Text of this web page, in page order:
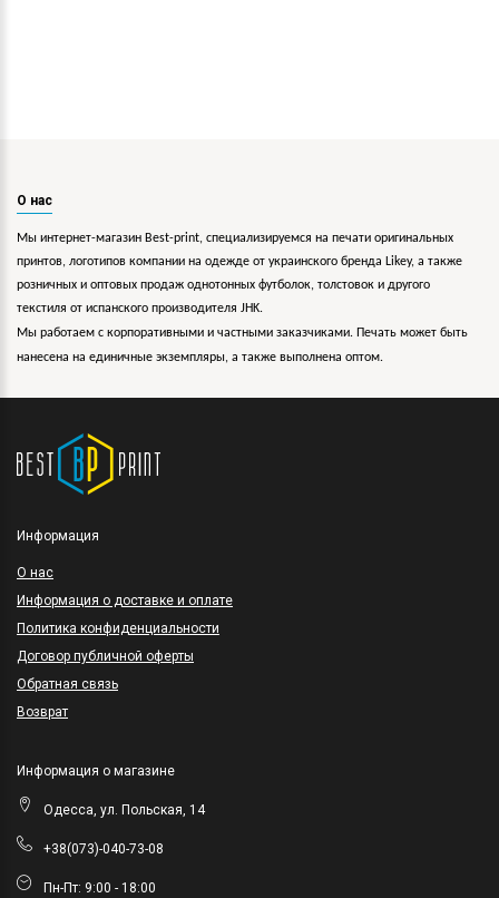
О нас
Мы интернет-магазин Best-print, специализируемся на печати оригинальных
принтов, логотипов компании на одежде от украинского бренда Likey, а также
розничных и оптовых продаж однотонных футболок, толстовок и другого
текстиля от испанского производителя JHK.
Мы работаем с корпоративными и частными заказчиками. Печать может быть
нанесена на единичные экземпляры, а также выполнена оптом.
Информация
O нас
Информация о доставке и оплате
Политика конфиденциальности
Договор публичной оферты
Обратная связь
Возврат
Информация о магазине
Одесса, ул. Польская, 14
+38(073)-040-73-08
Пн-Пт: 9:00 - 18:00